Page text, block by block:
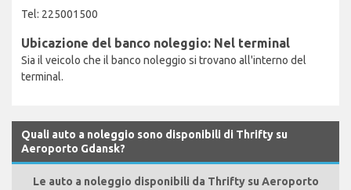
Tel: 225001500
Ubicazione del banco noleggio: Nel terminal
Sia il veicolo che il banco noleggio si trovano all'interno del
terminal.
Quali auto a noleggio sono disponibili di Thrifty su
Aeroporto Gdansk?
Le auto a noleggio disponibili da Thrifty su Aeroporto